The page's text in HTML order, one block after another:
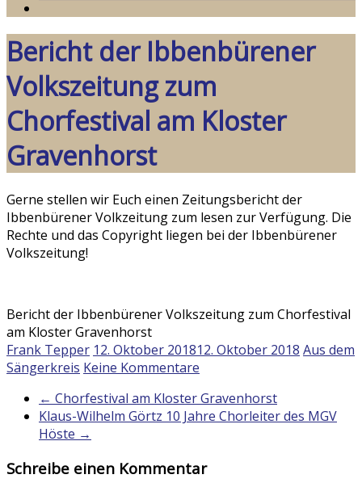
Bericht der Ibbenbürener
Volkszeitung zum
Chorfestival am Kloster
Gravenhorst
Gerne stellen wir Euch einen Zeitungsbericht der
Ibbenbürener Volkzeitung zum lesen zur Verfügung. Die
Rechte und das Copyright liegen bei der Ibbenbürener
Volkszeitung!
Bericht der Ibbenbürener Volkszeitung zum Chorfestival
am Kloster Gravenhorst
Frank Tepper 12. Oktober 201812. Oktober 2018 Aus dem
Sängerkreis Keine Kommentare
← Chorfestival am Kloster Gravenhorst
Klaus-Wilhelm Görtz 10 Jahre Chorleiter des MGV
Höste →
Schreibe einen Kommentar